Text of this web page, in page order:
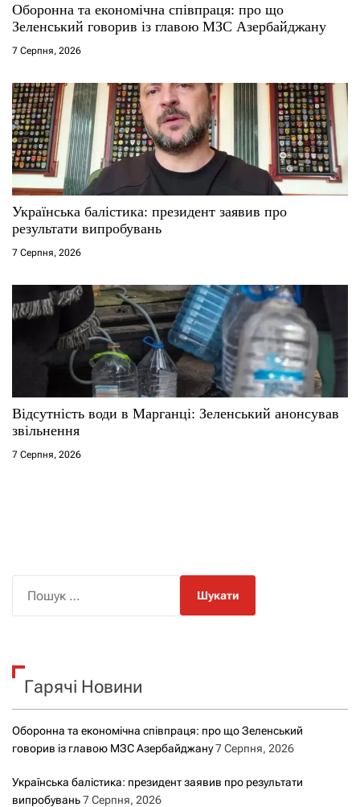
Оборонна та економічна співпраця: про що
Зеленський говорив із главою МЗС Азербайджану
7 Серпня, 2026
Українська балістика: президент заявив про
результати випробувань
7 Серпня, 2026
Відсутність води в Марганці: Зеленський анонсував
звільнення
7 Серпня, 2026
к
Гарячі Новини
Оборонна та економічна співпраця: про що Зеленський
говорив із главою МЗС Азербайджану7 Серпня, 2026
Українська балістика: президент заявив про результати
випробувань7 Серпня, 2026